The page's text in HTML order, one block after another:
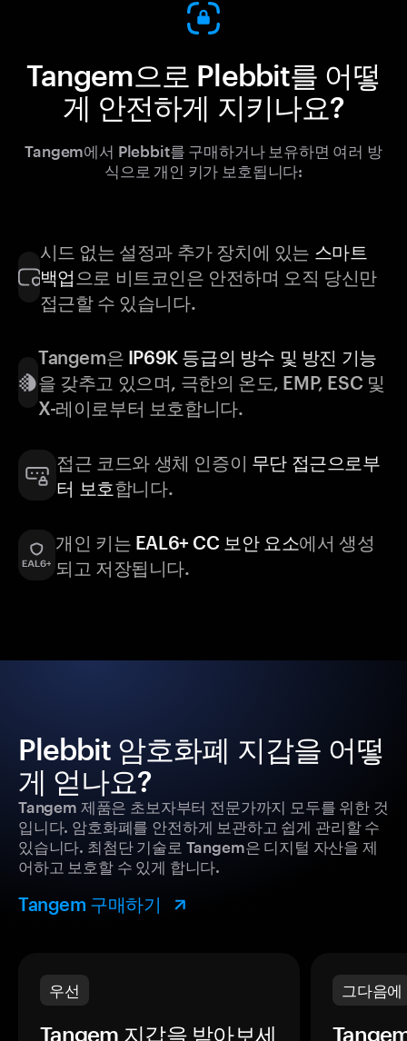
Tangem으로 Plebbit를 어떻
게 안전하게 지키나요?
Tangem에서 Plebbit를 구매하거나 보유하면 여러 방
식으로 개인 키가 보호됩니다:
시드 없는 설정과 추가 장치에 있는 스마트
백업 으로 비트코인은 안전하며 오직 당신만
접근할 수 있습니다.
Tangem은 IP69K 등급의 방수 및 방진 기능
을 갖추고 있으며, 극한의 온도, EMP, ESC 및
X-레이로부터 보호합니다.
접근 코드와 생체 인증이 무단 접근으로부
터 보호합니다.
개인 키는 EAL6+ CC 보안 요소에서 생성
되고 저장됩니다.
Plebbit 암호화폐 지갑을 어떻
게 얻나요?
Tangem 제품은 초보자부터 전문가까지 모두를 위한 것
입니다. 암호화폐를 안전하게 보관하고 쉽게 관리할 수
있습니다. 최첨단 기술로 Tangem은 디지털 자산을 제
어하고 보호할 수 있게 합니다.
Tangem 구매하기
우선
Tangem 지갑을 받아보세
그다음에